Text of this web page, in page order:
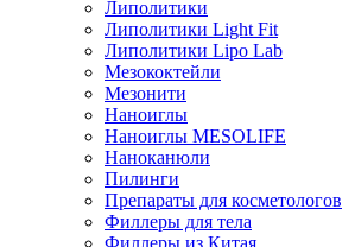
Липолитики
Липолитики Light Fit
Липолитики Lipo Lab
Мезококтейли
Мезонити
Наноиглы
Наноиглы MESOLIFE
Наноканюли
Пилинги
Препараты для косметологов
Филлеры для тела
Филлеры из Китая